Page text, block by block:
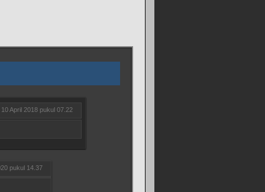
10 April 2018 pukul 07.22
pukul 14.37